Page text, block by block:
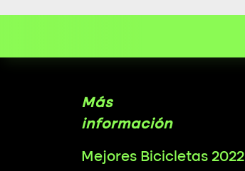
Más
información
Mejores Bicicletas 2022